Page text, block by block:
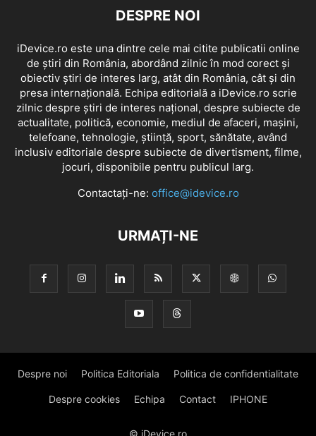
DESPRE NOI
iDevice.ro este una dintre cele mai citite publicatii online
de știri din România, abordând zilnic în mod corect și
obiectiv știri de interes larg, atât din România, cât și din
presa internațională. Echipa editorială a iDevice.ro scrie
zilnic despre știri de interes național, despre subiecte de
actualitate, politică, economie, mediul de afaceri, mașini,
telefoane, tehnologie, știință, sport, sănătate, având
inclusiv editoriale despre subiecte de divertisment, filme,
jocuri, disponibile pentru publicul larg.
Contactați-ne: office@idevice.ro
URMAȚI-NE
Despre noi Politica Editoriala Politica de confidentialitate
Despre cookies Echipa Contact IPHONE